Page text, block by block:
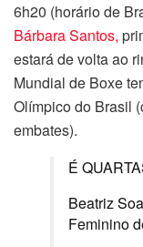
6h20 (horário de
Bárbara Santos,
estará de volta ao
Mundial de Boxe
Olímpico do Brasil
embates).
É
Beatriz
Feminino